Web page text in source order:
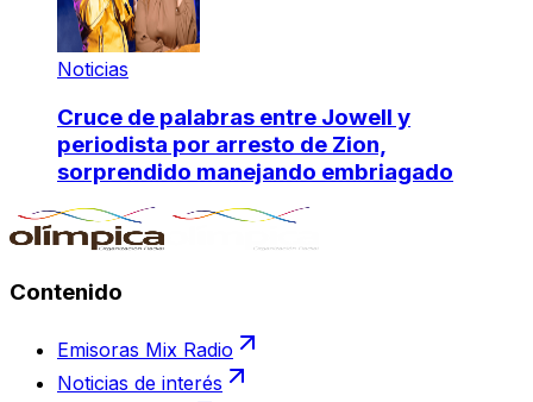
Noticias
Cruce de palabras entre Jowell y
periodista por arresto de Zion,
sorprendido manejando embriagado
Contenido
Emisoras Mix Radio
Noticias de interés